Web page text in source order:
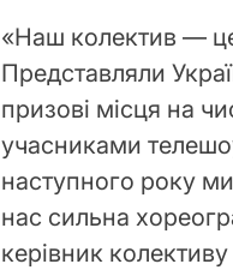
«Наш колектив —
Представляли
призові місця на
учасниками
наступного року
нас сильна
керівник